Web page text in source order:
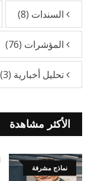
السندات (8)
المؤشرات (76)
تحليل أخبارية (3)
الأكثر مشاهدة
نماذج مشرفة